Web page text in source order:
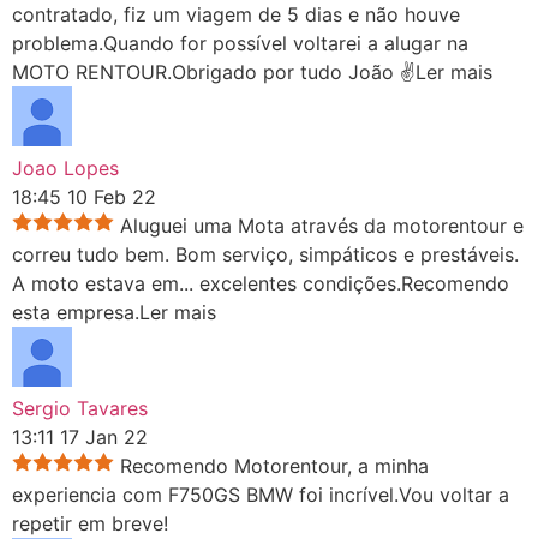
contratado, fiz um viagem de 5 dias e não houve
problema.Quando for possível voltarei a alugar na
MOTO RENTOUR.Obrigado por tudo João ✌Ler mais
Joao Lopes
18:45 10 Feb 22
Aluguei uma Mota através da motorentour e
correu tudo bem. Bom serviço, simpáticos e prestáveis.
A moto estava em... excelentes condições.Recomendo
esta empresa.Ler mais
Sergio Tavares
13:11 17 Jan 22
Recomendo Motorentour, a minha
experiencia com F750GS BMW foi incrível.Vou voltar a
repetir em breve!